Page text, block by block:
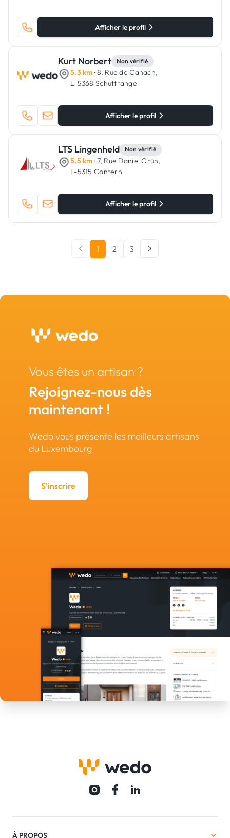
Afficher le profil
Kurt Norbert Non vérifié
5.3 km · 8, Rue de Canach,
L-5368 Schuttrange
Afficher le profil
LTS Lingenheld Non vérifié
5.5 km · 7, Rue Daniel Grün,
L-5315 Contern
Afficher le profil
1 2 3
Vous êtes un artisan ?
Rejoignez-nous dès
maintenant !
Wedo vous présente les meilleurs artisans
du Luxembourg
S'inscrire
À PROPOS